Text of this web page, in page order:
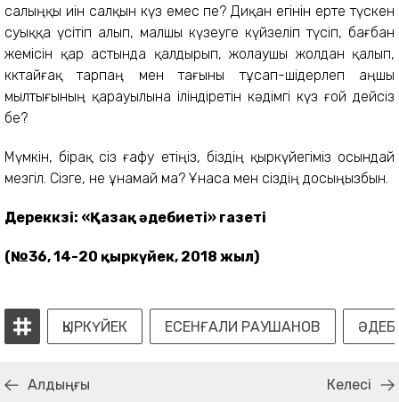
салыңқы иін салқын күз емес пе? Диқан егінін ерте түскен
суыққа үсітіп алып, малшы күзеуге күйзеліп түсіп, бағбан
жемісін қар астында қалдырып, жолаушы жолдан қалып,
көктайғақ тарпаң мен тағыны тұсап-шідерлеп аңшы
мылтығының қарауылына іліндіретін кәдімгі күз ғой дейсіз
бе?
Мүмкін, бірақ сіз ғафу етіңіз, біздің қыркүйегіміз осындай
мезгіл. Сізге, не ұнамай ма? Ұнаса мен сіздің досыңызбын.
Дереккөзі: «Қазақ әдебиеті» газеті
(№36, 14-20 қыркүйек, 2018 жыл)
ҚЫРКҮЙЕК ЕСЕНҒАЛИ РАУШАНОВ
Алдыңғы Келесі